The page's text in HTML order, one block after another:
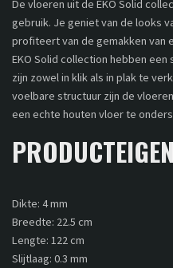
De vloeren uit de EKO Solid
gebruik. Je geniet van de looks
profiteert van de gemakken van
EKO Solid collection hebben een
zijn zowel in klik als in plak te
voelbare structuur zijn de
een echte houten vloer te
Dikte: 4 mm
Breedte: 22.5 cm
Lengte: 122 cm
Slijtlaag: 0.3 mm